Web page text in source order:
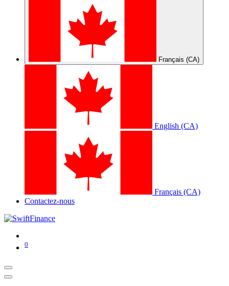
Français (CA)
English (CA)
Français (CA)
Contactez-nous
0